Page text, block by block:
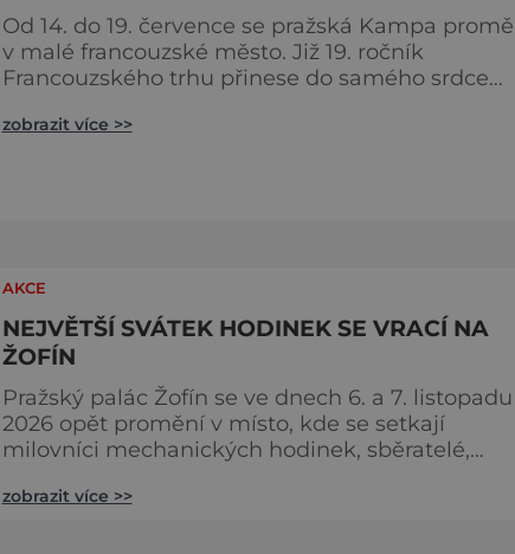
Od 14. do 19. července se pražská Kampa
v malé francouzské město. Již 19. ročník
Francouzského trhu přinese do samého srdce
životního stylu, který si Francouzi dokázali povýšit
zobrazit více >>
AKCE
NEJVĚTŠÍ SVÁTEK HODINEK SE VRACÍ NA
ŽOFÍN
Pražský palác Žofín se ve dnech 6. a 7. listopadu
2026 opět promění v místo, kde se setkají
milovníci mechanických hodinek, sběratelé,
značek. Dvanáctý ročník veletrhu Salon
zobrazit více >>